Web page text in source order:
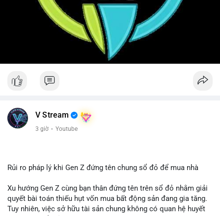
V Stream
3 giờ · Youtube
Rủi ro pháp lý khi Gen Z đứng tên chung sổ đỏ để mua nhà
Xu hướng Gen Z cùng bạn thân đứng tên trên sổ đỏ nhằm giải
quyết bài toán thiếu hụt vốn mua bất động sản đang gia tăng.
Tuy nhiên, việc sở hữu tài sản chung không có quan hệ huyết